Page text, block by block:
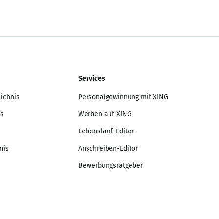
Services
Personalgewinnung mit XING
Werben auf XING
Lebenslauf-Editor
Anschreiben-Editor
Bewerbungsratgeber